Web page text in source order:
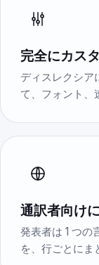
完全にカス
ディスレクシア
て、フォント、
通訳者向け
発表者は 1 つの
を、行ごとにま